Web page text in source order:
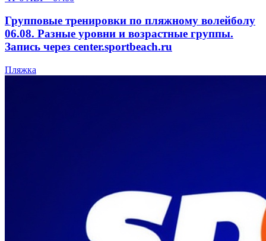
Групповые тренировки по пляжному волейболу
06.08. Разные уровни и возрастные группы.
Запись через center.sportbeach.ru
Пляжка